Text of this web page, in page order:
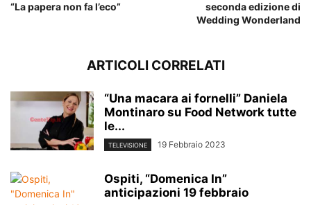
“La papera non fa l’eco”
seconda edizione di
Wedding Wonderland
ARTICOLI CORRELATI
“Una macara ai fornelli” Daniela
Montinaro su Food Network tutte
le...
TELEVISIONE 19 Febbraio 2023
Ospiti, “Domenica In”
anticipazioni 19 febbraio